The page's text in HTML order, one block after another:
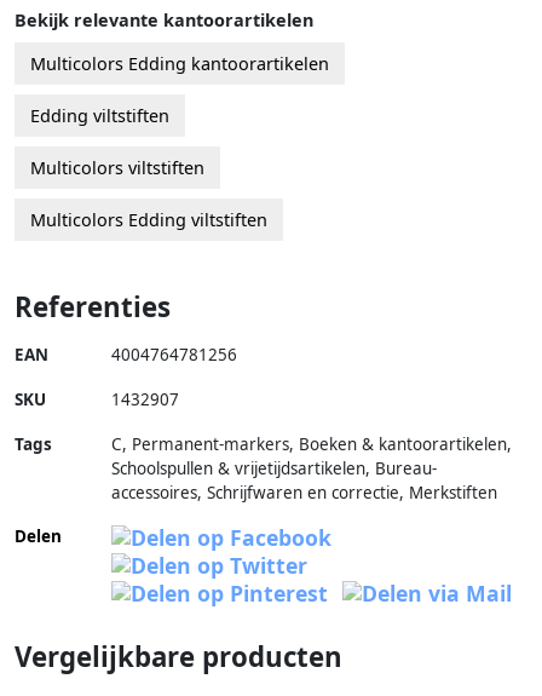
Bekijk relevante kantoorartikelen
Multicolors Edding kantoorartikelen
Edding viltstiften
Multicolors viltstiften
Multicolors Edding viltstiften
Referenties
EAN 4004764781256
SKU 1432907
Tags
C, Permanent-markers, Boeken & kantoorartikelen,
Schoolspullen & vrijetijdsartikelen, Bureau-
accessoires, Schrijfwaren en correctie, Merkstiften
Delen
Vergelijkbare producten